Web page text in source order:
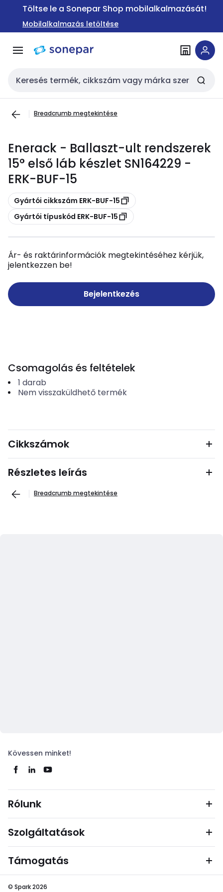
Ugrás a
Ugrás a
tartalomra
Töltse le a Sonepar Shop mobilalkalmazását!
Mobilalkalmazás letöltése
Keresési bemenet
Breadcrumb megtekintése
Enerack - Ballaszt-ult rendszerek
15° első láb készlet SN164229 -
ERK-BUF-15
Másolás
Gyártói cikkszám ERK-BUF-15
Másolás
Gyártói típuskód ERK-BUF-15
Ár- és raktárinformációk megtekintéséhez kérjük,
jelentkezzen be!
Bejelentkezés
Csomagolás és feltételek
1 darab
Nem visszaküldhető termék
Cikkszámok
Részletes leírás
Breadcrumb megtekintése
Kövessen minket!
Rólunk
Szolgáltatások
Támogatás
© Spark 2026